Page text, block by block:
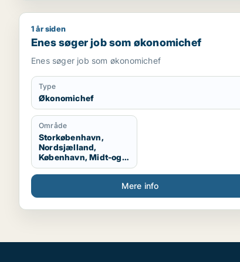
Enes søger job som økonomichef
1 år siden
Enes søger job som økonomichef
Enes søger job som økonomichef
Type
Økonomichef
Område
Storkøbenhavn,
Nordsjælland,
København, Midt-og
Vestsjælland, Hele
Sjælland
Mere info